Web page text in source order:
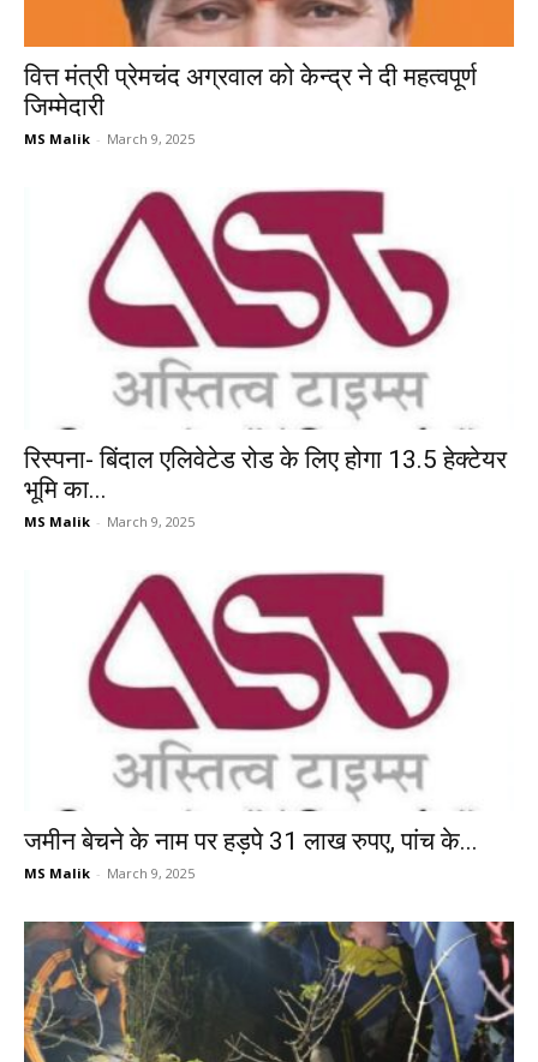
वित्त मंत्री प्रेमचंद अग्रवाल को केन्द्र ने दी महत्वपूर्ण
जिम्मेदारी
MS Malik - March 9, 2025
रिस्पना- बिंदाल एलिवेटेड रोड के लिए होगा 13.5 हेक्टेयर
भूमि का...
MS Malik - March 9, 2025
जमीन बेचने के नाम पर हड़पे 31 लाख रुपए, पांच के...
MS Malik - March 9, 2025